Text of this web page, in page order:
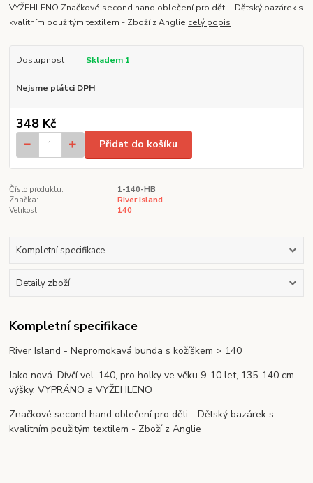
VYŽEHLENO Značkové second hand oblečení pro děti - Dětský bazárek s
kvalitním použitým textilem - Zboží z Anglie celý popis
Dostupnost Skladem 1
Nejsme plátci DPH
348 Kč
Přidat do košíku
Číslo produktu:
1-140-HB
Značka:
River Island
Velikost:
140
Kompletní specifikace
Detaily zboží
Kompletní specifikace
River Island - Nepromokavá bunda s kožíškem > 140
Jako nová. Dívčí vel. 140, pro holky ve věku 9-10 let, 135-140 cm
výšky. VYPRÁNO a VYŽEHLENO
Značkové second hand oblečení pro děti - Dětský bazárek s
kvalitním použitým textilem - Zboží z Anglie